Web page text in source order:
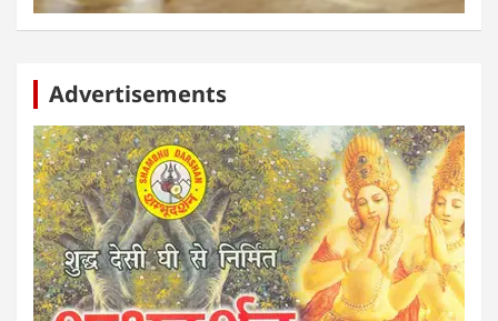
Advertisements